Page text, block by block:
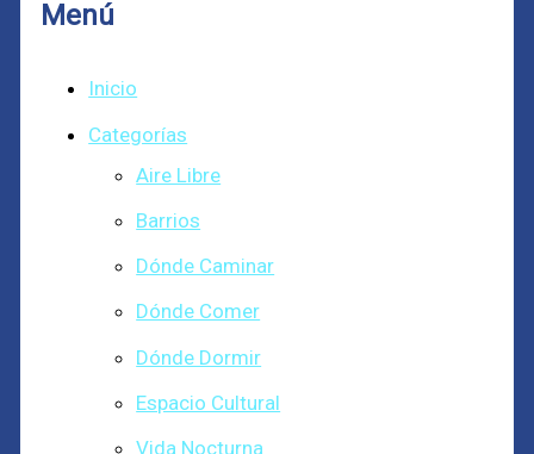
Menú
Inicio
Categorías
Aire Libre
Barrios
Dónde Caminar
Dónde Comer
Dónde Dormir
Espacio Cultural
Vida Nocturna